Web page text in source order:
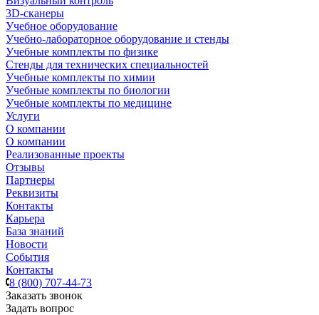
3D-сканеры
Учебное оборудование
Учебно-лабораторное оборудование и стенды
Учебные комплекты по физике
Стенды для технических специальностей
Учебные комплекты по химии
Учебные комплекты по биологии
Учебные комплекты по медицине
Услуги
О компании
О компании
Реализованные проекты
Отзывы
Партнеры
Реквизиты
Контакты
Карьера
База знаний
Новости
События
Контакты
8 (800) 707-44-73
Заказать звонок
Задать вопрос